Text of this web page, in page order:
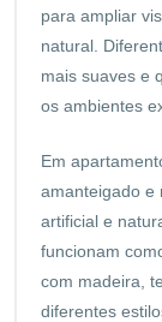
para ampliar
natural.
mais suaves e
os ambientes
Em
amanteigado e
artificial e
funcionam
com madeira,
diferentes